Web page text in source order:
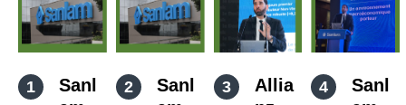
Sanl
Sanl
Allia
Sanl